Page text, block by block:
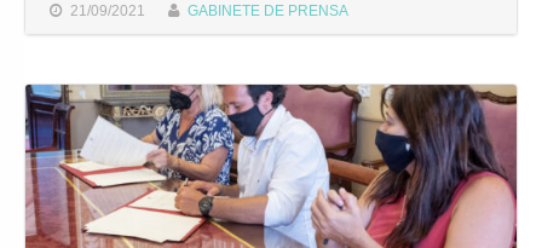
21/09/2021 GABINETE DE PRENSA